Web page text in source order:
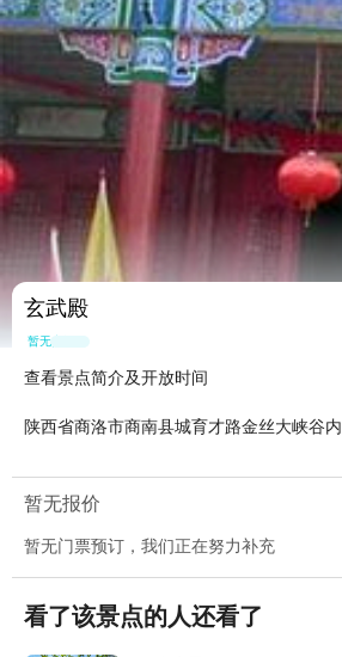
玄武殿
暂无点评
查看景点简介及开放时间
陕西省商洛市商南县城育才路金丝大峡谷内
暂无报价
暂无门票预订，我们正在努力补充
看了该景点的人还看了